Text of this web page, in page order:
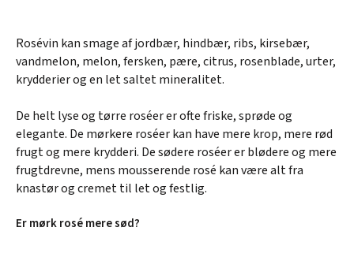
Rosévin kan smage af jordbær, hindbær, ribs, kirsebær,
vandmelon, melon, fersken, pære, citrus, rosenblade, urter,
krydderier og en let saltet mineralitet.
De helt lyse og tørre roséer er ofte friske, sprøde og
elegante. De mørkere roséer kan have mere krop, mere rød
frugt og mere krydderi. De sødere roséer er blødere og mere
frugtdrevne, mens mousserende rosé kan være alt fra
knastør og cremet til let og festlig.
Er mørk rosé mere sød?